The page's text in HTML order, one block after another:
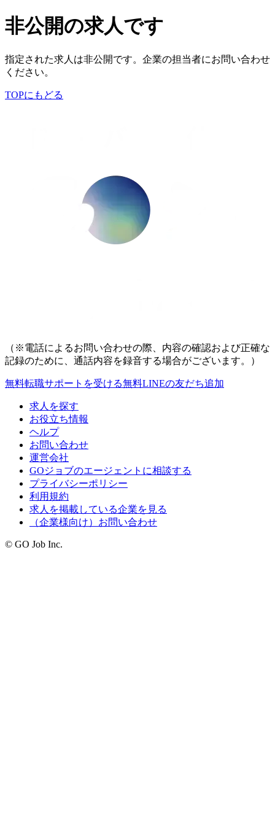
非公開の求人です
指定された求人は非公開です。企業の担当者にお問い合わせ
ください。
TOPにもどる
（※電話によるお問い合わせの際、内容の確認および正確な
記録のために、通話内容を録音する場合がございます。）
無料転職サポートを受ける無料LINEの友だち追加
求人を探す
お役立ち情報
ヘルプ
お問い合わせ
運営会社
GOジョブのエージェントに相談する
プライバシーポリシー
利用規約
求人を掲載している企業を見る
（企業様向け）お問い合わせ
© GO Job Inc.